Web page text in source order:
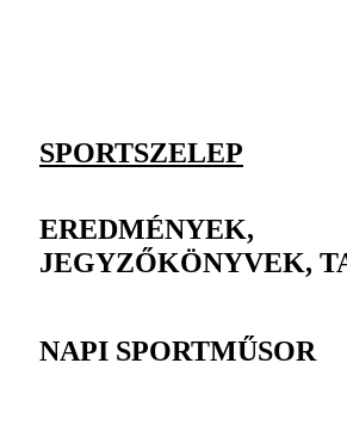
SPORTSZELEP
EREDMÉNYEK,
JEGYZŐKÖNYVEK,
NAPI SPORTMŰSOR